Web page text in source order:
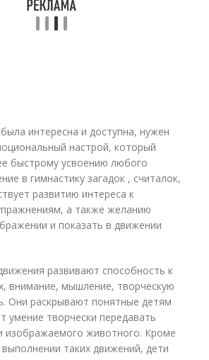
интересна и доступна, нужен
настрой, который
быстрому усвоению любого
в гимнастику загадок , считалок,
развитию интереса к
а также желанию
и показать в движении
развивают способность к
внимание, мышление, творческую
Они раскрывают понятные детям
умение творчески передавать
изображаемого животного. Кроме
таких движений, дети